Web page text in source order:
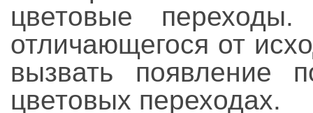
цветовые
отличающегося от
вызвать появление
цветовых переходах.